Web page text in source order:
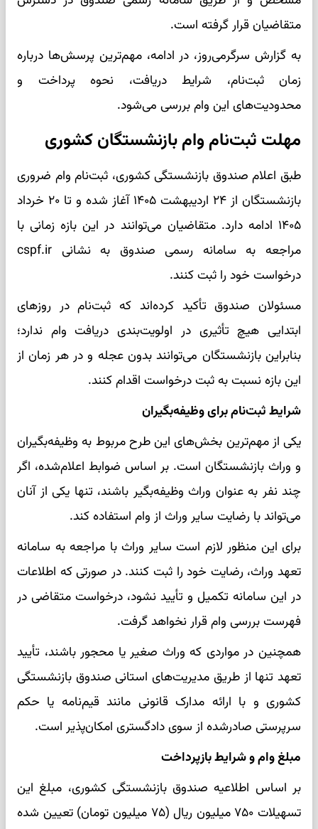
متقاضیان قرار گرفته است.
به گزارش سرگرمی‌روز، در ادامه، مهم‌ترین پرسش‌ها درباره
زمان ثبت‌نام، شرایط دریافت، نحوه پرداخت و
محدودیت‌های این وام بررسی می‌شود.
مهلت ثبت‌نام وام بازنشستگان کشوری
طبق اعلام صندوق بازنشستگی کشوری، ثبت‌نام وام ضروری
بازنشستگان از ۲۴ اردیبهشت ۱۴۰۵ آغاز شده و تا ۲۰ خرداد
۱۴۰۵ ادامه دارد. متقاضیان می‌توانند در این بازه زمانی با
مراجعه به سامانه رسمی صندوق به نشانی cspf.ir
درخواست خود را ثبت کنند.
مسئولان صندوق تأکید کرده‌اند که ثبت‌نام در روزهای
ابتدایی هیچ تأثیری در اولویت‌بندی دریافت وام ندارد؛
بنابراین بازنشستگان می‌توانند بدون عجله و در هر زمان از
این بازه نسبت به ثبت درخواست اقدام کنند.
شرایط ثبت‌نام برای وظیفه‌بگیران
یکی از مهم‌ترین بخش‌های این طرح مربوط به وظیفه‌بگیران
و وراث بازنشستگان است. بر اساس ضوابط اعلام‌شده، اگر
چند نفر به عنوان وراث وظیفه‌بگیر باشند، تنها یکی از آنان
می‌تواند با رضایت سایر وراث از وام استفاده کند.
برای این منظور لازم است سایر وراث با مراجعه به سامانه
تعهد وراث، رضایت خود را ثبت کنند. در صورتی که اطلاعات
در این سامانه تکمیل و تأیید نشود، درخواست متقاضی در
فهرست بررسی وام قرار نخواهد گرفت.
همچنین در مواردی که وراث صغیر یا محجور باشند، تأیید
تعهد تنها از طریق مدیریت‌های استانی صندوق بازنشستگی
کشوری و با ارائه مدارک قانونی مانند قیم‌نامه یا حکم
سرپرستی صادرشده از سوی دادگستری امکان‌پذیر است.
مبلغ وام و شرایط بازپرداخت
بر اساس اطلاعیه صندوق بازنشستگی کشوری، مبلغ این
تسهیلات ۷۵۰ میلیون ریال (۷۵ میلیون تومان) تعیین شده